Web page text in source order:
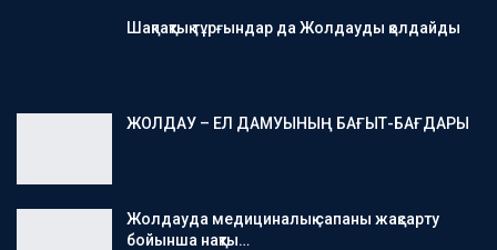
Шақпақтық тұрғындар да Жолдауды қолдайды
ЖОЛДАУ – ЕЛ ДАМУЫНЫҢ БАҒЫТ-БАҒДАРЫ
Жолдауда медициналық сапаны жақсарту
бойынша нақты…